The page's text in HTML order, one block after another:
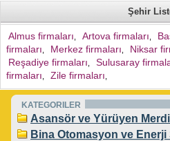
Şehir
Almus firmaları Artova firmaları
firmaları
Merkez firmaları Niksar
Reşadiye firmaları Sulusaray
firmaları
Zile firmaları
KATEGORILER
Asansör ve Yürüyen
Bina Otomasyon ve Enerji